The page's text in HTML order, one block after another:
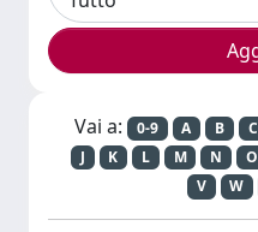
Vai a: 0-9 A B C
J
K L M N O
V
W